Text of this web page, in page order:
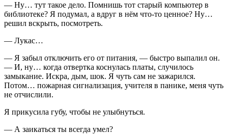
— Ну… тут такое дело. Помнишь тот старый компьютер в
библиотеке? Я подумал, а вдруг в нём что-то ценное? Ну…
решил вскрыть, посмотреть.
— Лукас…
— Я забыл отключить его от питания, — быстро выпалил он.
— И, ну… когда отвертка коснулась платы, случилось
замыкание. Искра, дым, шок. Я чуть сам не зажарился.
Потом… пожарная сигнализация, учителя в панике, меня чуть
не отчислили.
Я прикусила губу, чтобы не улыбнуться.
— А заикаться ты всегда умел?